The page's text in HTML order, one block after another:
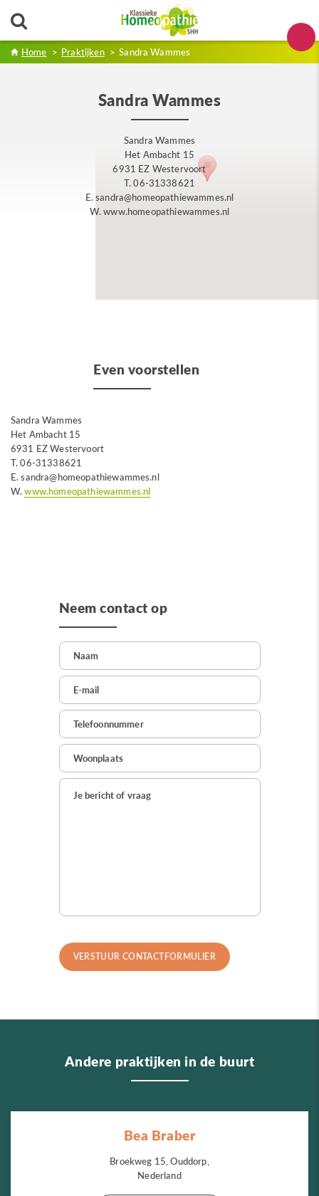
Home > Praktijken > Sandra Wammes
Sandra Wammes
Sandra Wammes
Het Ambacht 15
6931 EZ Westervoort
T. 06-31338621
E. sandra@homeopathiewammes.nl
W. www.homeopathiewammes.nl
Even voorstellen
Sandra Wammes
Het Ambacht 15
6931 EZ Westervoort
T.06-31338621
E. sandra@homeopathiewammes.nl
W.www.homeopathiewammes.nl
Neem contact op
Andere praktijken in de buurt
Bea Braber
Broekweg 15, Ouddorp,
Nederland